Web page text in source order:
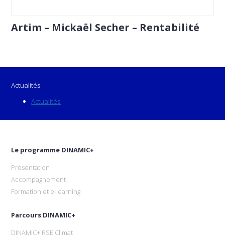
Artim – Mickaël Secher – Rentabilité
Actualités
Actualités
Le programme DINAMIC+
Présentation
Accompagnement
Formation et e-learning
Parcours DINAMIC+
DINAMIC+ RSE Climat